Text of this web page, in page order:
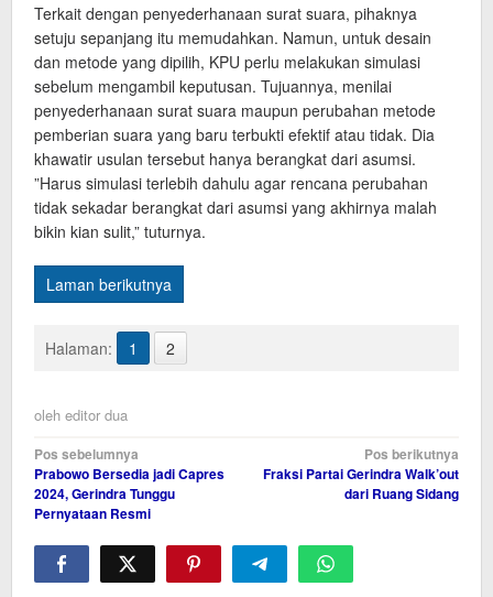
Terkait dengan penyederhanaan surat suara, pihaknya
setuju sepanjang itu memudahkan. Namun, untuk desain
dan metode yang dipilih, KPU perlu melakukan simulasi
sebelum mengambil keputusan. Tujuannya, menilai
penyederhanaan surat suara maupun perubahan metode
pemberian suara yang baru terbukti efektif atau tidak. Dia
khawatir usulan tersebut hanya berangkat dari asumsi.
”Harus simulasi terlebih dahulu agar rencana perubahan
tidak sekadar berangkat dari asumsi yang akhirnya malah
bikin kian sulit,” tuturnya.
Laman berikutnya
Halaman: 1 2
oleh editor dua
Navigasi
pos
Pos sebelumnya
Prabowo Bersedia jadi Capres
2024, Gerindra Tunggu
Pernyataan Resmi
Pos berikutnya
Fraksi Partai Gerindra Walk’out
dari Ruang Sidang